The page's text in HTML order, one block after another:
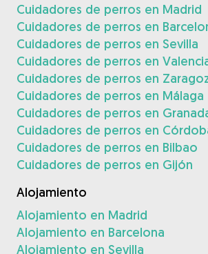
Cuidadores de perros en Madrid
Cuidadores de perros en
Cuidadores de perros en Sevilla
Cuidadores de perros en
Cuidadores de perros en
Cuidadores de perros en Málaga
Cuidadores de perros en
Cuidadores de perros en
Cuidadores de perros en Bilbao
Cuidadores de perros en Gijón
Alojamiento
Alojamiento en Madrid
Alojamiento en Barcelona
Alojamiento en Sevilla